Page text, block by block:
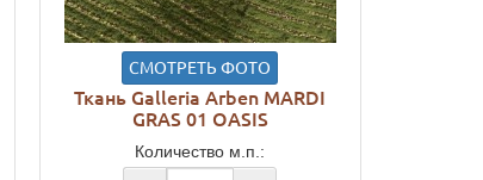
СМОТРЕТЬ ФОТО
Ткань Galleria Arben MARDI
GRAS 01 OASIS
Количество м.п.: